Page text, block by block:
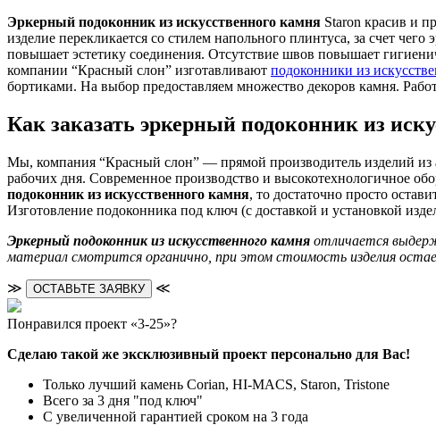
Эркерный подоконник из искусственного камня Staron красив и
изделие перекликается со стилем напольного плинтуса, за счет
повышает эстетику соединения. Отсутствие швов повышает
компании “Красный слон” изготавливают подоконники из
бортиками. На выбор предоставляем множество декоров камня.
Как заказать эркерный подоконник из
Мы, компания “Красный слон” — прямой производитель изделий из
рабочих дня. Современное производство и высокотехнологичное
подоконник из искусственного камня, то достаточно просто
Изготовление подоконника под ключ (с доставкой и установкой
Эркерный подоконник из искусственного камня отличается
материал смотрится органично, при этом стоимость изделия
≫ ОСТАВЬТЕ ЗАЯВКУ ≪
Понравился проект «3-25»?
Сделаю такой же эксклюзивный проект персонально для Вас!
Только лучший камень Corian, HI-MACS, Staron, Tristone
Всего за 3 дня "под ключ"
С увеличенной гарантией сроком на 3 года